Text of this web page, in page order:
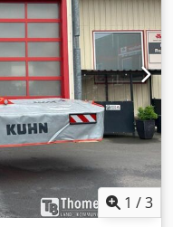
1 /3